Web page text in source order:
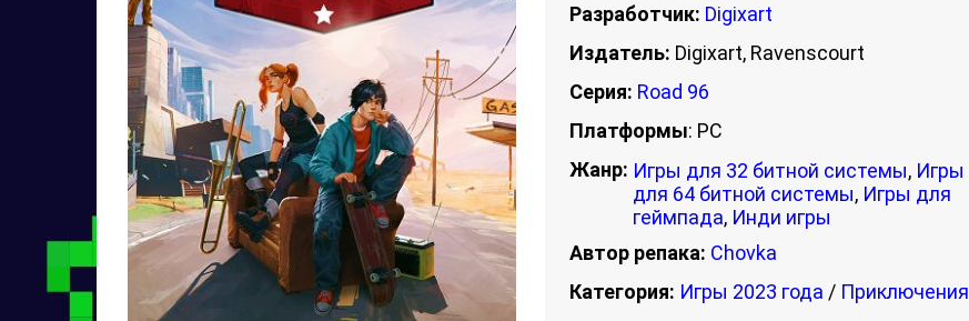
Разработчик: Digixart
Издатель: Digixart, Ravenscourt
Серия: Road 96
Платформы: PC
Жанр: Игры для 32 битной системы, Игры
для 64 битной системы, Игры для
геймпада, Инди игры
Автор репака: Chovka
Категория: Игры 2023 года / Приключения